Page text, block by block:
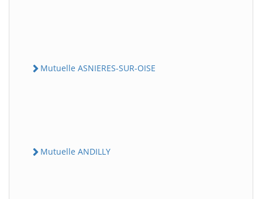
Mutuelle ASNIERES-SUR-OISE
Mutuelle ANDILLY